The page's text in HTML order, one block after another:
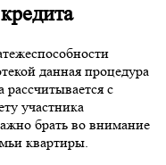
данная процедура
рассчитывается с
участника
брать во внимание
квартиры.